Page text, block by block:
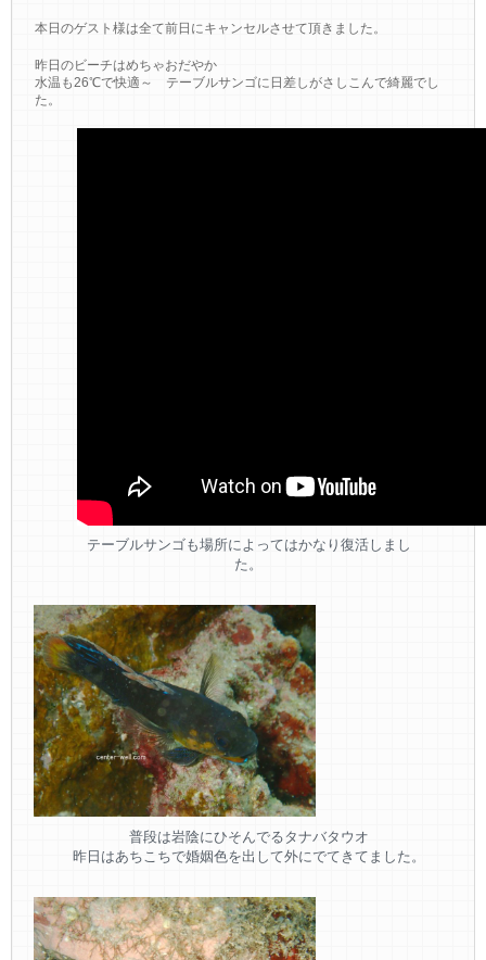
本日のゲスト様は全て前日にキャンセルさせて頂きました。
昨日のビーチはめちゃおだやか
水温も26℃で快適～ テーブルサンゴに日差しがさしこんで綺麗でし
た。
テーブルサンゴも場所によってはかなり復活しまし
た。
普段は岩陰にひそんでるタナバタウオ
昨日はあちこちで婚姻色を出して外にでてきてました。